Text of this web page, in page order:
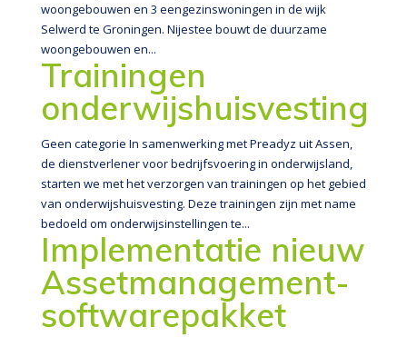
woongebouwen en 3 eengezinswoningen in de wijk
Selwerd te Groningen. Nijestee bouwt de duurzame
woongebouwen en...
Trainingen
onderwijshuisvesting
Geen categorie In samenwerking met Preadyz uit Assen,
de dienstverlener voor bedrijfsvoering in onderwijsland,
starten we met het verzorgen van trainingen op het gebied
van onderwijshuisvesting. Deze trainingen zijn met name
bedoeld om onderwijsinstellingen te...
Implementatie nieuw
Assetmanagement-
softwarepakket